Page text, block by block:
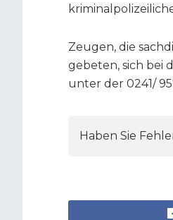
Zeugen, die
gebeten, sich bei
unter der 0241/
Haben Sie